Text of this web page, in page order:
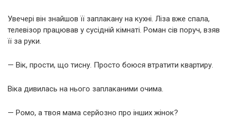
Увечері він знайшов її заплакану на кухні. Ліза вже спала,
телевізор працював у сусідній кімнаті. Роман сів поруч, взяв
її за руки.
— Вік, прости, що тисну. Просто боюся втратити квартиру.
Віка дивилась на нього заплаканими очима.
— Ромо, а твоя мама серйозно про інших жінок?